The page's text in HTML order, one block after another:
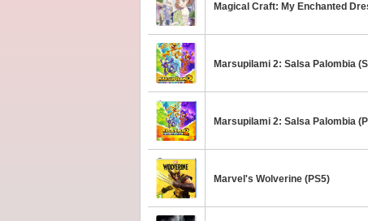
Magical Craft: My Enchanted
Marsupilami 2: Salsa Palombia
Marsupilami 2: Salsa Palombia
Marvel's Wolverine (PS5)